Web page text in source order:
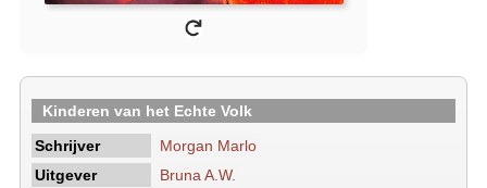
Kinderen van het Echte Volk
Schrijver
Morgan Marlo
Uitgever
Bruna A.W.